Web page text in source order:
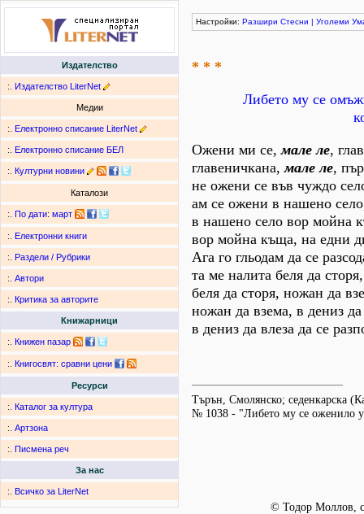
Издателство
:. Издателство LiterNet
Медии
:. Електронно списание LiterNet
:. Електронно списание БЕЛ
:. Културни новини
Каталози
:. По дати: март
:. Електронни книги
:. Раздели / Рубрики
:. Автори
:. Критика за авторите
Книжарници
:. Книжен пазар
:. Книгосвят: сравни цени
Ресурси
:. Каталог за култура
:. Артзона
:. Писмена реч
За нас
:. Всичко за LiterNet
Настройки: Разшири Стесни | Уголеми
* * *
Либето му се
Ожени ми сe,мале ле,
главеничкана,мале ле,
не ожени се във чуждо
ам се ожени в нашено
в нашено село вор мойна
вор мойна къща, на едни
Ага го гльодам да се
та ме налита беля да
беля да сторя, ножан да
ножан да взема, в дениз да
в дениз да влеза да се
Търън, Смолянско; седенкарска
№ 1038 - "Либето му се оженило у
© Тодор Моллов,